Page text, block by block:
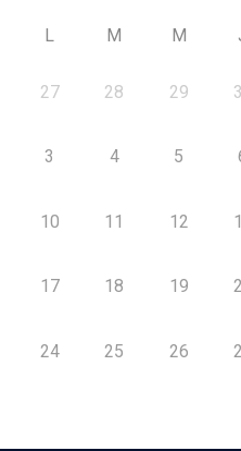
L M M
27 28 29
3 4 5
10 11 12
17 18 19
24 25 26